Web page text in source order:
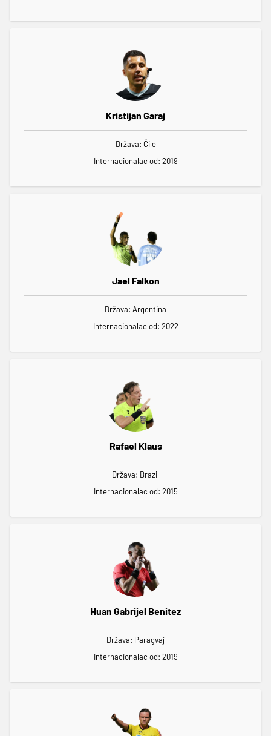
Kristijan Garaj
Država: Čile
Internacionalac od: 2019
Jael Falkon
Država: Argentina
Internacionalac od: 2022
Rafael Klaus
Država: Brazil
Internacionalac od: 2015
Huan Gabrijel Benitez
Država: Paragvaj
Internacionalac od: 2019